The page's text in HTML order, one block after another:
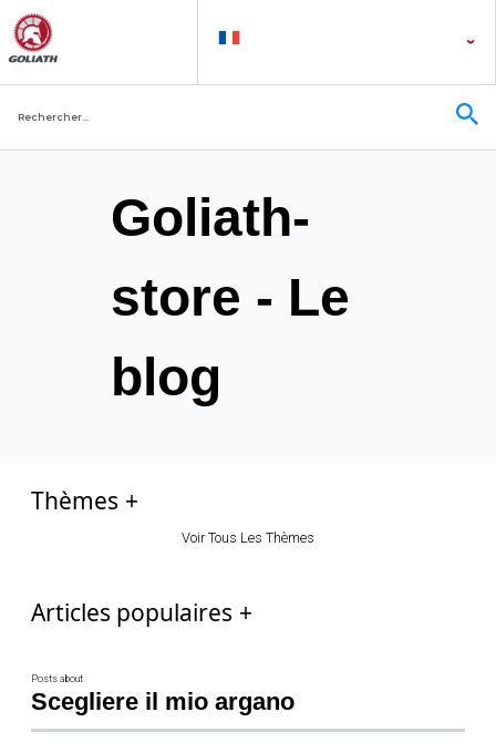
Goliath-
store - Le
blog
Posts about
Scegliere il mio argano
Thèmes
Voir Tous Les Thèmes
Articles populaires